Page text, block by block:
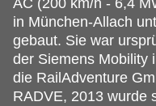
AC (200 km/h - 6,4
in München-Allach
gebaut. Sie war
der Siemens Mobility
die RailAdventure
RADVE, 2013 wurde